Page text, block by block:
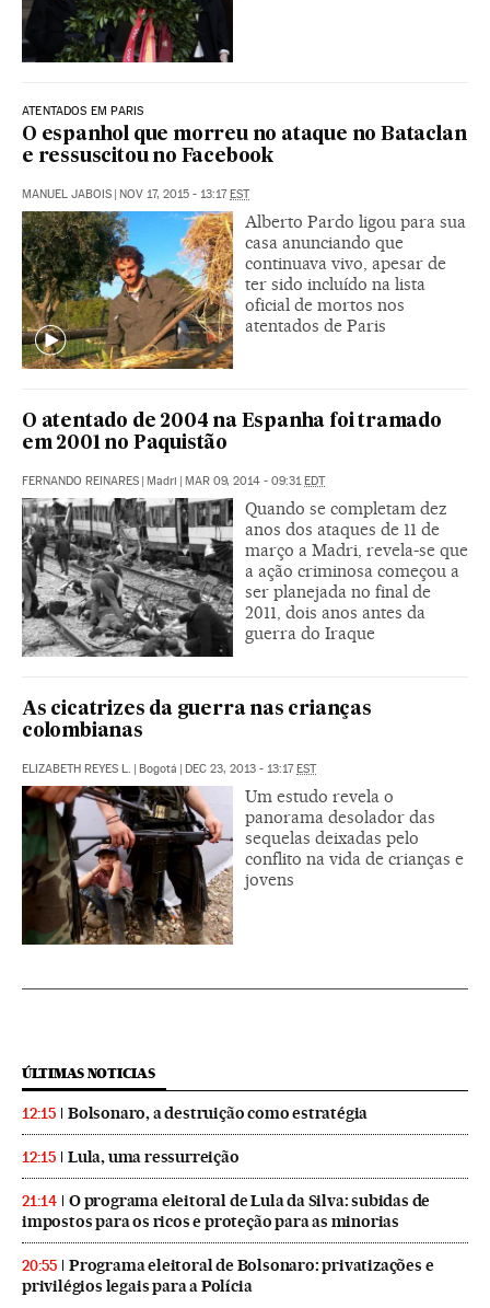
ATENTADOS EM PARIS
O espanhol que morreu no ataque no Bataclan
e ressuscitou no Facebook
MANUEL JABOIS | NOV 17, 2015 - 13:17EST
Alberto Pardo ligou para sua
casa anunciando que
continuava vivo, apesar de
ter sido incluído na lista
oficial de mortos nos
atentados de Paris
O atentado de 2004 na Espanha foi tramado
em 2001 no Paquistão
FERNANDO REINARES Madri MAR 09, 2014 - 09:31 EDT
Quando se completam dez
anos dos ataques de 11 de
março a Madri, revela-se que
a ação criminosa começou a
ser planejada no final de
2011, dois anos antes da
guerra do Iraque
As cicatrizes da guerra nas crianças
colombianas
ELIZABETH REYES L. Bogotá DEC 23, 2013 - 13:17 EST
Um estudo revela o
panorama desolador das
sequelas deixadas pelo
conflito na vida de crianças e
jovens
ÚLTIMAS NOTICIAS
12:15 Bolsonaro, a destruição como estratégia
12:15 Lula, uma ressurreição
21:14
O programa eleitoral de Lula da Silva: subidas de
impostos para os ricos e proteção para as minorias
20:55
Programa eleitoral de Bolsonaro: privatizações e
privilégios legais para a Polícia